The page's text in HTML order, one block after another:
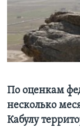
Learning English
СОЦИАЛЬНЫЕ СЕТИ
Языки
По оценкам
несколько
Кабулу